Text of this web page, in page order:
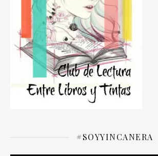
#SOYYINCANERA